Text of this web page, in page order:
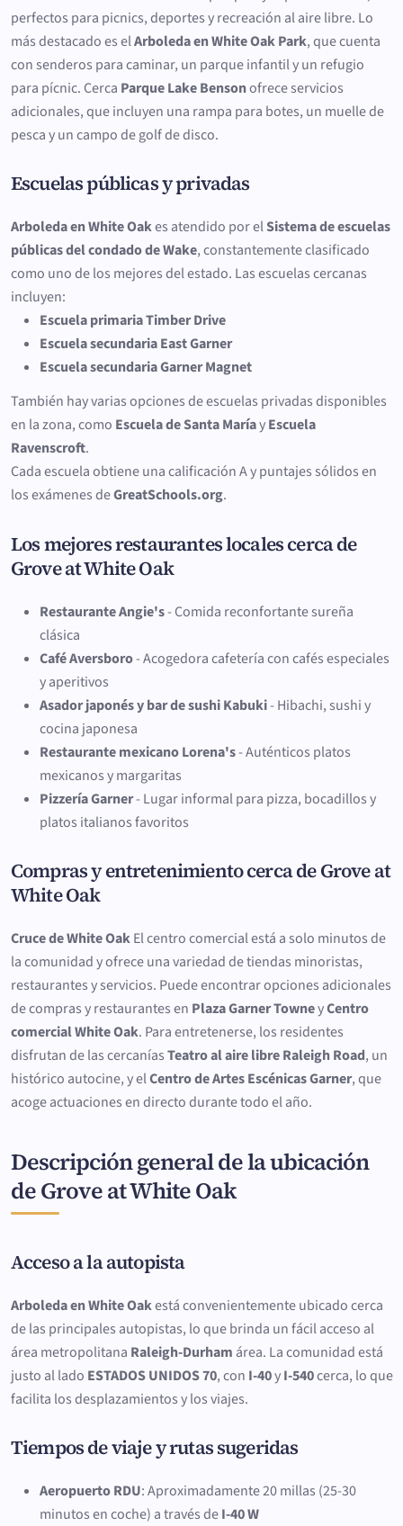
perfectos para picnics, deportes y recreación al aire libre. Lo
más destacado es elArboleda en White Oak Park, que cuenta
con senderos para caminar, un parque infantil y un refugio
para pícnic. Cerca Parque Lake Bensonofrece servicios
adicionales, que incluyen una rampa para botes, un muelle de
pesca y un campo de golf de disco.
Escuelas públicas y privadas
Arboleda en White Oakes atendido por elSistema de escuelas
públicas del condado de Wake, constantemente clasificado
como uno de los mejores del estado. Las escuelas cercanas
incluyen:
Escuela primaria Timber Drive
Escuela secundaria East Garner
Escuela secundaria Garner Magnet
También hay varias opciones de escuelas privadas disponibles
en la zona, como Escuela de Santa MaríayEscuela
Ravenscroft.
Cada escuela obtiene una calificación A y puntajes sólidos en
los exámenes deGreatSchools.org.
Los mejores restaurantes locales cerca de
Grove at White Oak
Restaurante Angie's- Comida reconfortante sureña
clásica
Café Aversboro- Acogedora cafetería con cafés especiales
y aperitivos
Asador japonés y bar de sushi Kabuki- Hibachi, sushi y
cocina japonesa
Restaurante mexicano Lorena's- Auténticos platos
mexicanos y margaritas
Pizzería Garner- Lugar informal para pizza, bocadillos y
platos italianos favoritos
Compras y entretenimiento cerca de Grove at
White Oak
Cruce de White OakEl centro comercial está a solo minutos de
la comunidad y ofrece una variedad de tiendas minoristas,
restaurantes y servicios. Puede encontrar opciones adicionales
de compras y restaurantes en Plaza Garner TowneyCentro
comercial White Oak. Para entretenerse, los residentes
disfrutan de las cercaníasTeatro al aire libre Raleigh Road, un
histórico autocine, y elCentro de Artes Escénicas Garner, que
acoge actuaciones en directo durante todo el año.
Descripción general de la ubicación
de Grove at White Oak
Acceso a la autopista
Arboleda en White Oakestá convenientemente ubicado cerca
de las principales autopistas, lo que brinda un fácil acceso al
área metropolitana Raleigh-Durham área. La comunidad está
justo al lado ESTADOS UNIDOS 70, con I-40yI-540cerca, lo que
facilita los desplazamientos y los viajes.
Tiempos de viaje y rutas sugeridas
Aeropuerto RDU: Aproximadamente 20 millas (25-30
minutos en coche) a través deI-40 W